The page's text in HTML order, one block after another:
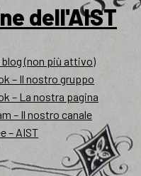
dell'AIST
blog (non più attivo)
– Il nostro gruppo
– La nostra pagina
– Il nostro canale
– AIST